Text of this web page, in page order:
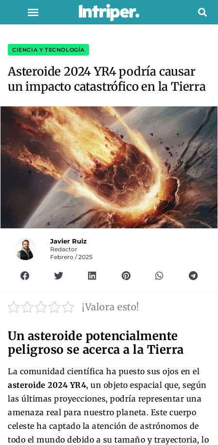
CIENCIA Y TECNOLOGÍA
Asteroide 2024 YR4 podría causar
un impacto catastrófico en la Tierra
Javier Ruiz
Redactor
Febrero / 2025
¡Valora esto!
Un asteroide potencialmente
peligroso se acerca a la Tierra
La comunidad científica ha puesto sus ojos en el
asteroide 2024 YR4, un objeto espacial que, según
las últimas proyecciones, podría representar una
amenaza real para nuestro planeta. Este cuerpo
celeste ha captado la atención de astrónomos de
todo el mundo debido a su tamaño y trayectoria, lo